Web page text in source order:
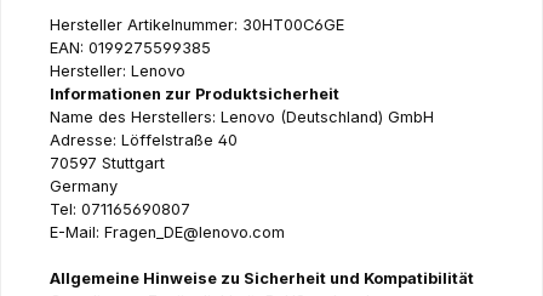
Hersteller Artikelnummer: 30HT00C6GE
EAN: 0199275599385
Hersteller: Lenovo
Informationen zur Produktsicherheit
Name des Herstellers: Lenovo (Deutschland) GmbH
Adresse: Löffelstraße 40
70597 Stuttgart
Germany
Tel: 071165690807
E-Mail: Fragen_DE@lenovo.com
Allgemeine Hinweise zu Sicherheit und Kompatibilität